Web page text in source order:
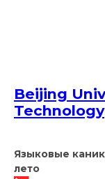
Beijing
Technology
Языковые
лето